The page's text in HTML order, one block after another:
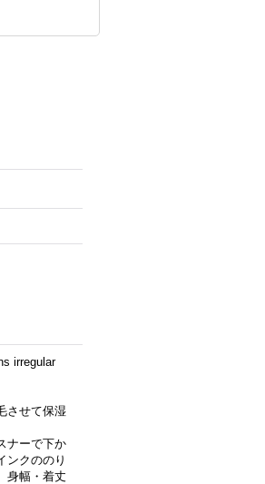
irregular
させて保湿
ナーで下か
ンクののり
身幅・着丈